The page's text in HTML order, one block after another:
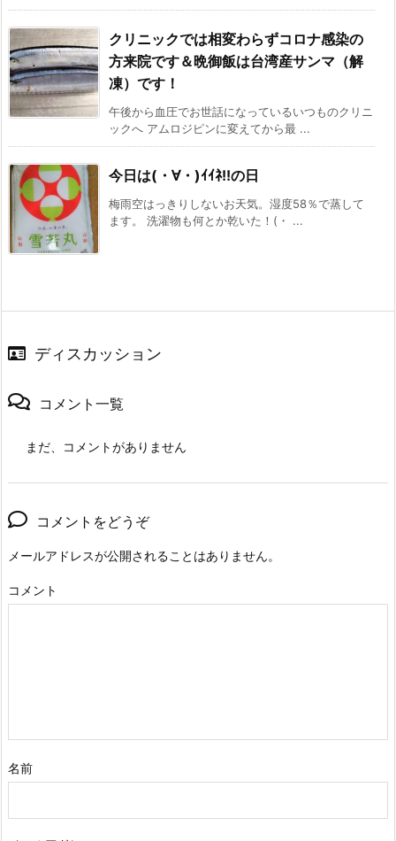
クリニックでは相変わらずコロナ感染の
方来院です＆晩御飯は台湾産サンマ（解
凍）です！
午後から血圧でお世話になっているいつものクリニ
ックへ アムロジピンに変えてから最 ...
今日は(・∀・)ｲｲﾈ!!の日
梅雨空はっきりしないお天気。湿度58％で蒸して
ます。 洗濯物も何とか乾いた！(・ ...
ディスカッション
コメント一覧
まだ、コメントがありません
コメントをどうぞ
メールアドレスが公開されることはありません。
コメント
名前